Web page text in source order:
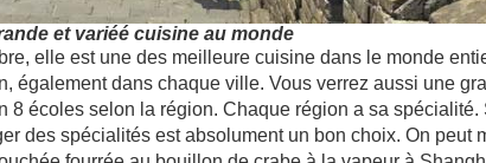
et variéé cuisine au monde
elle est une des meilleure cuisine dans le monde
également dans chaque ville. Vous verrez aussi une
8 écoles selon la région. Chaque région a sa
des spécialités est absolument un bon choix. On peut